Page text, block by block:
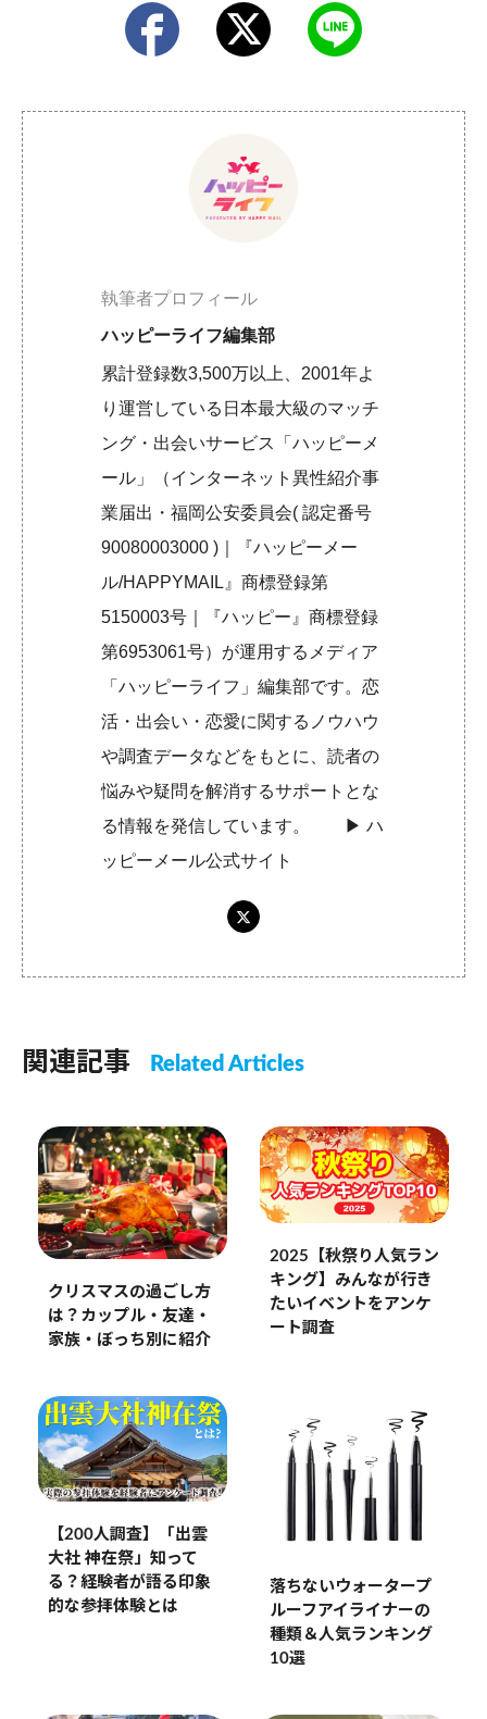
執筆者プロフィール
ハッピーライフ編集部
累計登録数3,500万以上、2001年よ
り運営している日本最大級のマッチ
ング・出会いサービス「ハッピーメ
ール」（インターネット異性紹介事
業届出・福岡公安委員会( 認定番号
90080003000 )｜『ハッピーメー
ル/HAPPYMAIL』商標登録第
5150003号｜『ハッピー』商標登録
第6953061号）が運用するメディア
「ハッピーライフ」編集部です。恋
活・出会い・恋愛に関するノウハウ
や調査データなどをもとに、読者の
悩みや疑問を解消するサポートとな
る情報を発信しています。 ▶︎ハ
ッピーメール公式サイト
関連記事 Related Articles
クリスマスの過ごし方
は？カップル・友達・
家族・ぼっち別に紹介
2025【秋祭り人気ラン
キング】みんなが行き
たいイベントをアンケ
ート調査
【200人調査】「出雲
大社 神在祭」知って
る？経験者が語る印象
的な参拝体験とは
落ちないウォータープ
ルーフアイライナーの
種類＆人気ランキング
10選